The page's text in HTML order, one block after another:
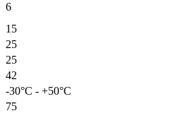
6
15
25
25
42
-30°C - +50°C
75